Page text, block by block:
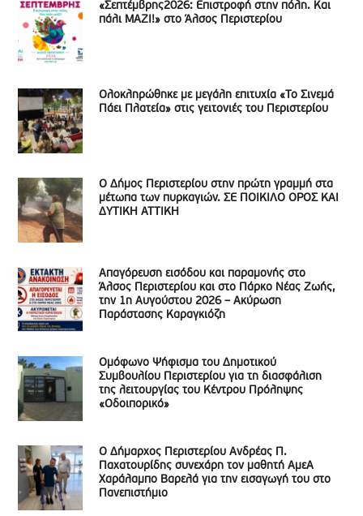
«Σεπτέμβρης2026: Επιστροφή στην πόλη. Και
πάλι ΜΑΖΙ!» στο Άλσος Περιστερίου
Ολοκληρώθηκε με μεγάλη επιτυχία «Το Σινεμά
Πάει Πλατεία» στις γειτονιές του Περιστερίου
Ο Δήμος Περιστερίου στην πρώτη γραμμή στα
μέτωπα των πυρκαγιών. ΣΕ ΠΟΙΚΙΛΟ ΟΡΟΣ ΚΑΙ
ΔΥΤΙΚΗ ΑΤΤΙΚΗ
Απαγόρευση εισόδου και παραμονής στο
Άλσος Περιστερίου και στο Πάρκο Νέας Ζωής,
την 1η Αυγούστου 2026 – Ακύρωση
Παράστασης Καραγκιόζη
Ομόφωνο Ψήφισμα του Δημοτικού
Συμβουλίου Περιστερίου για τη διασφάλιση
της λειτουργίας του Κέντρου Πρόληψης
«Οδοιπορικό»
Ο Δήμαρχος Περιστερίου Ανδρέας Π.
Παχατουρίδης συνεχάρη τον μαθητή ΑμεΑ
Χαράλαμπο Βαρελά για την εισαγωγή του στο
Πανεπιστήμιο